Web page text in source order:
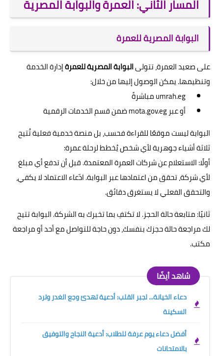
المسار الثاني: العمرة والبوابة المصرية
البوابة المصرية للعمرة
على صعيد العمرة، تتولىالبوابة المصرية للعمرةإدارة الخدمة
وتنظيمها. يمكن الوصول إليها من خلال:
umrah.eg مباشرةً
أو عبر mota.gov.eg ضمن قسم الخدمات الرقمية
البوابة ليست موقعًا للقراءة فحسب، بل منصة خدمية فعلية تُتيح
ثلاثة أشياء جوهرية لأي شخص يُخطط لرحلة عمرة:
أولًا: الاستعلام عن شركات العمرة المعتمدة. قبل أن تدفع أي مبلغ
لأي شركة، تحقق من اعتمادها عبر البوابة. ادّعاء الاعتماد لا يكفي،
والتحقق الفعلي لا يستغرق دقائق.
ثانيًا: متابعة حالة الحجز. لا تكتفِ بما تخبرك به الشركة. البوابة تتيح
لك مراجعة حالة حجزك بنفسك، دون حاجة للتواصل مع أحد أو مراجعة
مكتب.
شاهد أيضًا
دعاء الخيانة... لجبر القلب: أدعية تهدئ وجع الغدر وترد
السكينة
أفضل دعاء يوم عرفة للطلاب: أدعية النجاح والتوفيق
بالامتحانات